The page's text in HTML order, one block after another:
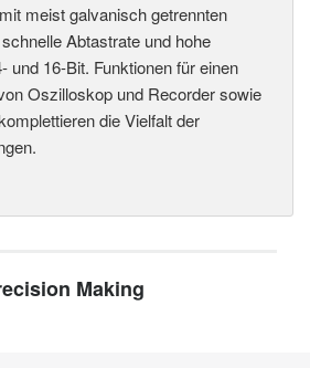
meist galvanisch getrennten
Abtastrate und hohe
und 16-Bit. Funktionen für einen
Oszilloskop und Recorder sowie
die Vielfalt der
Making